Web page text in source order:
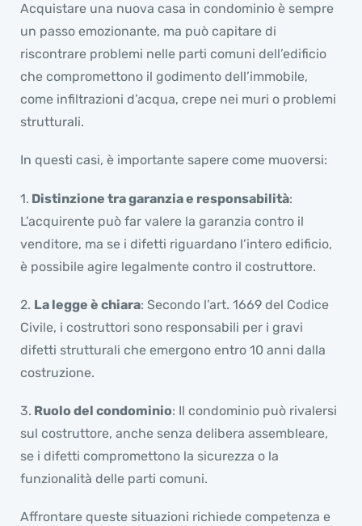
Acquistare una nuova casa in condominio è sempre
un passo emozionante, ma può capitare di
riscontrare problemi nelle parti comuni dell’edificio
che compromettono il godimento dell’immobile,
come infiltrazioni d’acqua, crepe nei muri o problemi
strutturali.
In questi casi, è importante sapere come muoversi:
1️. Distinzione tra garanzia e responsabilità:
L’acquirente può far valere la garanzia contro il
venditore, ma se i difetti riguardano l’intero edificio,
è possibile agire legalmente contro il costruttore.
2️. La legge è chiara: Secondo l’art. 1669 del Codice
Civile, i costruttori sono responsabili per i gravi
difetti strutturali che emergono entro 10 anni dalla
costruzione.
3️. Ruolo del condominio: Il condominio può rivalersi
sul costruttore, anche senza delibera assembleare,
se i difetti compromettono la sicurezza o la
funzionalità delle parti comuni.
Affrontare queste situazioni richiede competenza e